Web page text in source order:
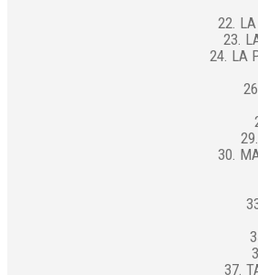
22.
23.
24. LA
30.
37.